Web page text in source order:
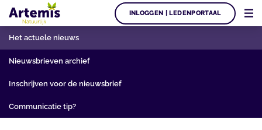
INLOGGEN | LEDENPORTAAL
Het actuele nieuws
Nieuwsbrieven archief
Inschrijven voor de nieuwsbrief
Communicatie tip?